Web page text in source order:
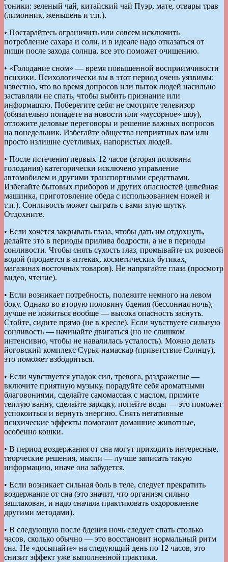
тоники: зеленый чай, китайский чай Пуэр, мате, отвары трав
(лимонник, женьшень и т.п.).
• Постарайтесь ограничить или совсем исключить
потребление сахара и соли, и в идеале надо отказаться от
пищи после захода солнца, все это поможет очищению.
• «Голодание сном» — время повышенной восприимчивости
психики. Психологически вы в этот период очень уязвимы:
известно, что во время допросов или пыток людей насильно
заставляли не спать, чтобы выбить признание или
информацию. Поберегите себя: не смотрите телевизор
(обязательно попадете на новости или «мусорное» шоу),
отложите деловые переговоры и решение важных вопросов
на понедельник. Избегайте общества неприятных вам или
просто излишне суетливых, напористых людей.
• После истечения первых 12 часов (вторая половина
голодания) категорически исключено управление
автомобилем и другими транспортными средствами.
Избегайте бытовых приборов и других опасностей (швейная
машинка, приготовление обеда с использованием ножей и
т.п.). Сонливость может сыграть с вами злую шутку.
Отдохните.
• Если хочется закрывать глаза, чтобы дать им отдохнуть,
делайте это в периоды прилива бодрости, а не в периоды
сонливости. Чтобы снять сухость глаз, промывайте их розовой
водой (продается в аптеках, косметических бутиках,
магазинах восточных товаров). Не напрягайте глаза (просмотр
видео, чтение).
• Если возникает потребность, полежите немного на левом
боку. Однако во вторую половину бдения (бессонная ночь),
лучше не ложиться вообще — высока опасность заснуть.
Стойте, сидите прямо (не в кресле). Если чувствуете сильную
сонливость — начинайте двигаться (но не слишком
интенсивно, чтобы не навалилась усталость). Можно делать
йоговский комплекс Сурья-намаскар (приветствие Солнцу),
это поможет взбодриться.
• Если чувствуется упадок сил, тревога, раздражение —
включите приятную музыку, порадуйте себя ароматными
благовониями, сделайте самомассаж с маслом, примите
теплую ванну, сделайте зарядку, попейте воды — это поможет
успокоиться и вернуть энергию. Снять негативные
психические эффекты помогают домашние животные,
особенно кошки.
• В период воздержания от сна могут приходить интересные,
творческие решения, мысли — лучше записать такую
информацию, иначе она забудется.
• Если возникает сильная боль в теле, следует прекратить
воздержание от сна (это значит, что организм сильно
зашлакован, и надо сначала практиковать оздоровление
другими методами).
• В следующую после бдения ночь следует спать столько
часов, сколько обычно — это восстановит нормальный ритм
сна. Не «досыпайте» на следующий день по 12 часов, это
снизит эффект уже выполненной практики.